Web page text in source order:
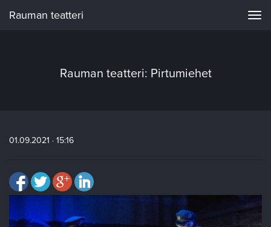
Rauman teatteri
Rauman teatteri: Pirtumiehet
01.09.2021 · 15:16